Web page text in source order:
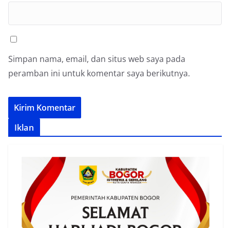
Simpan nama, email, dan situs web saya pada
peramban ini untuk komentar saya berikutnya.
Iklan